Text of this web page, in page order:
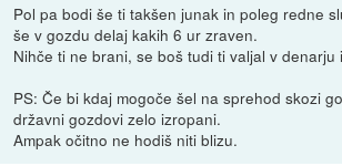
Pol pa bodi še ti takšen junak in poleg redne
še v gozdu delaj kakih 6 ur zraven.
Nihče ti ne brani, se boš tudi ti valjal v denarju
PS: Če bi kdaj mogoče šel na sprehod skozi
državni gozdovi zelo izropani.
Ampak očitno ne hodiš niti blizu.